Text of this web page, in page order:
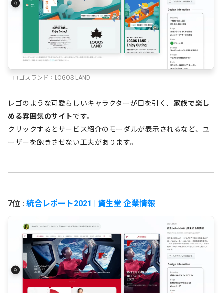
ロゴスランド：LOGOS LAND
レゴのような可愛らしいキャラクターが目を引く、 家族で楽し
める雰囲気のサイトです。
クリックするとサービス紹介のモーダルが表示されるなど、ユ
ーザーを飽きさせない工夫があります。
7位 : 統合レポート2021 | 資生堂 企業情報